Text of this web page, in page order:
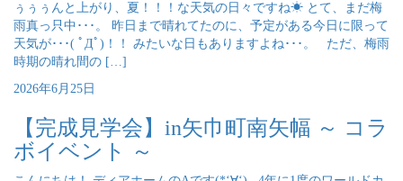
ぅぅぅんと上がり、夏！！！な天気の日々ですね☀ とて、まだ梅
雨真っ只中･･･。 昨日まで晴れてたのに、予定がある今日に限って
天気が･･･( ﾟДﾟ)！！ みたいな日もありますよね･･･。 ただ、梅雨
時期の晴れ間の […]
2026年6月25日
【完成見学会】in矢巾町南矢幅 ～ コラ
ボイベント ～